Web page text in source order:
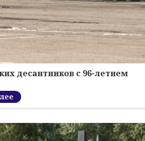
десантников с 96-летием